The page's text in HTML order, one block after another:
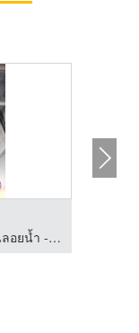
รับพ่นโฟมกันความร้อน ฉีดโฟมทุ่นลอยน้ำ - เจ๊วิพียูโฟม